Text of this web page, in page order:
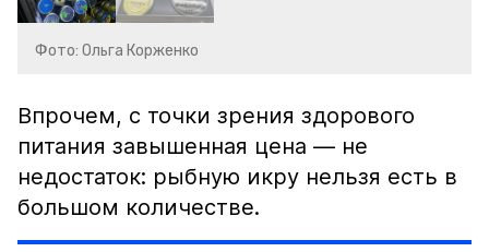
Фото: Ольга Корженко
Впрочем, с точки зрения здорового
питания завышенная цена — не
недостаток: рыбную икру нельзя есть в
большом количестве.